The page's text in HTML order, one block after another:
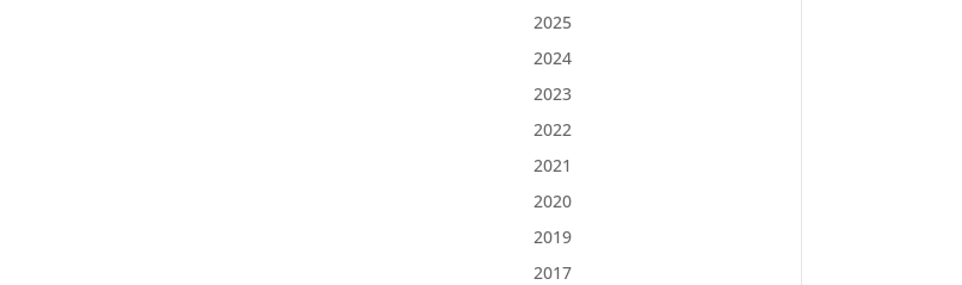
2025
2024
2023
2022
2021
2020
2019
2017